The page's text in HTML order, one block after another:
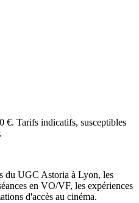
€. Tarifs indicatifs, susceptibles
du UGC Astoria à Lyon, les
en VO/VF, les expériences
d'accès au cinéma.